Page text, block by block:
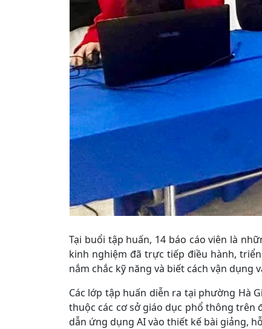
Tại buổi tập huấn, 14 báo cáo viên là
kinh nghiệm đã trực tiếp điều hành,
nắm chắc kỹ năng và biết cách vận dụng
Các lớp tập huấn diễn ra tại phường Hà
thuộc các cơ sở giáo dục phổ thông
dẫn ứng dụng AI vào thiết kế bài giảng,